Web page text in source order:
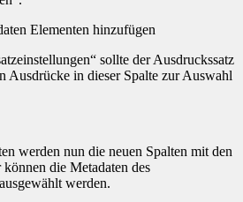
sollte der Ausdruckssatz
Ausdrücke in dieser Spalte zur Auswahl
werden nun die neuen Spalten mit den
die Metadaten des
werden.